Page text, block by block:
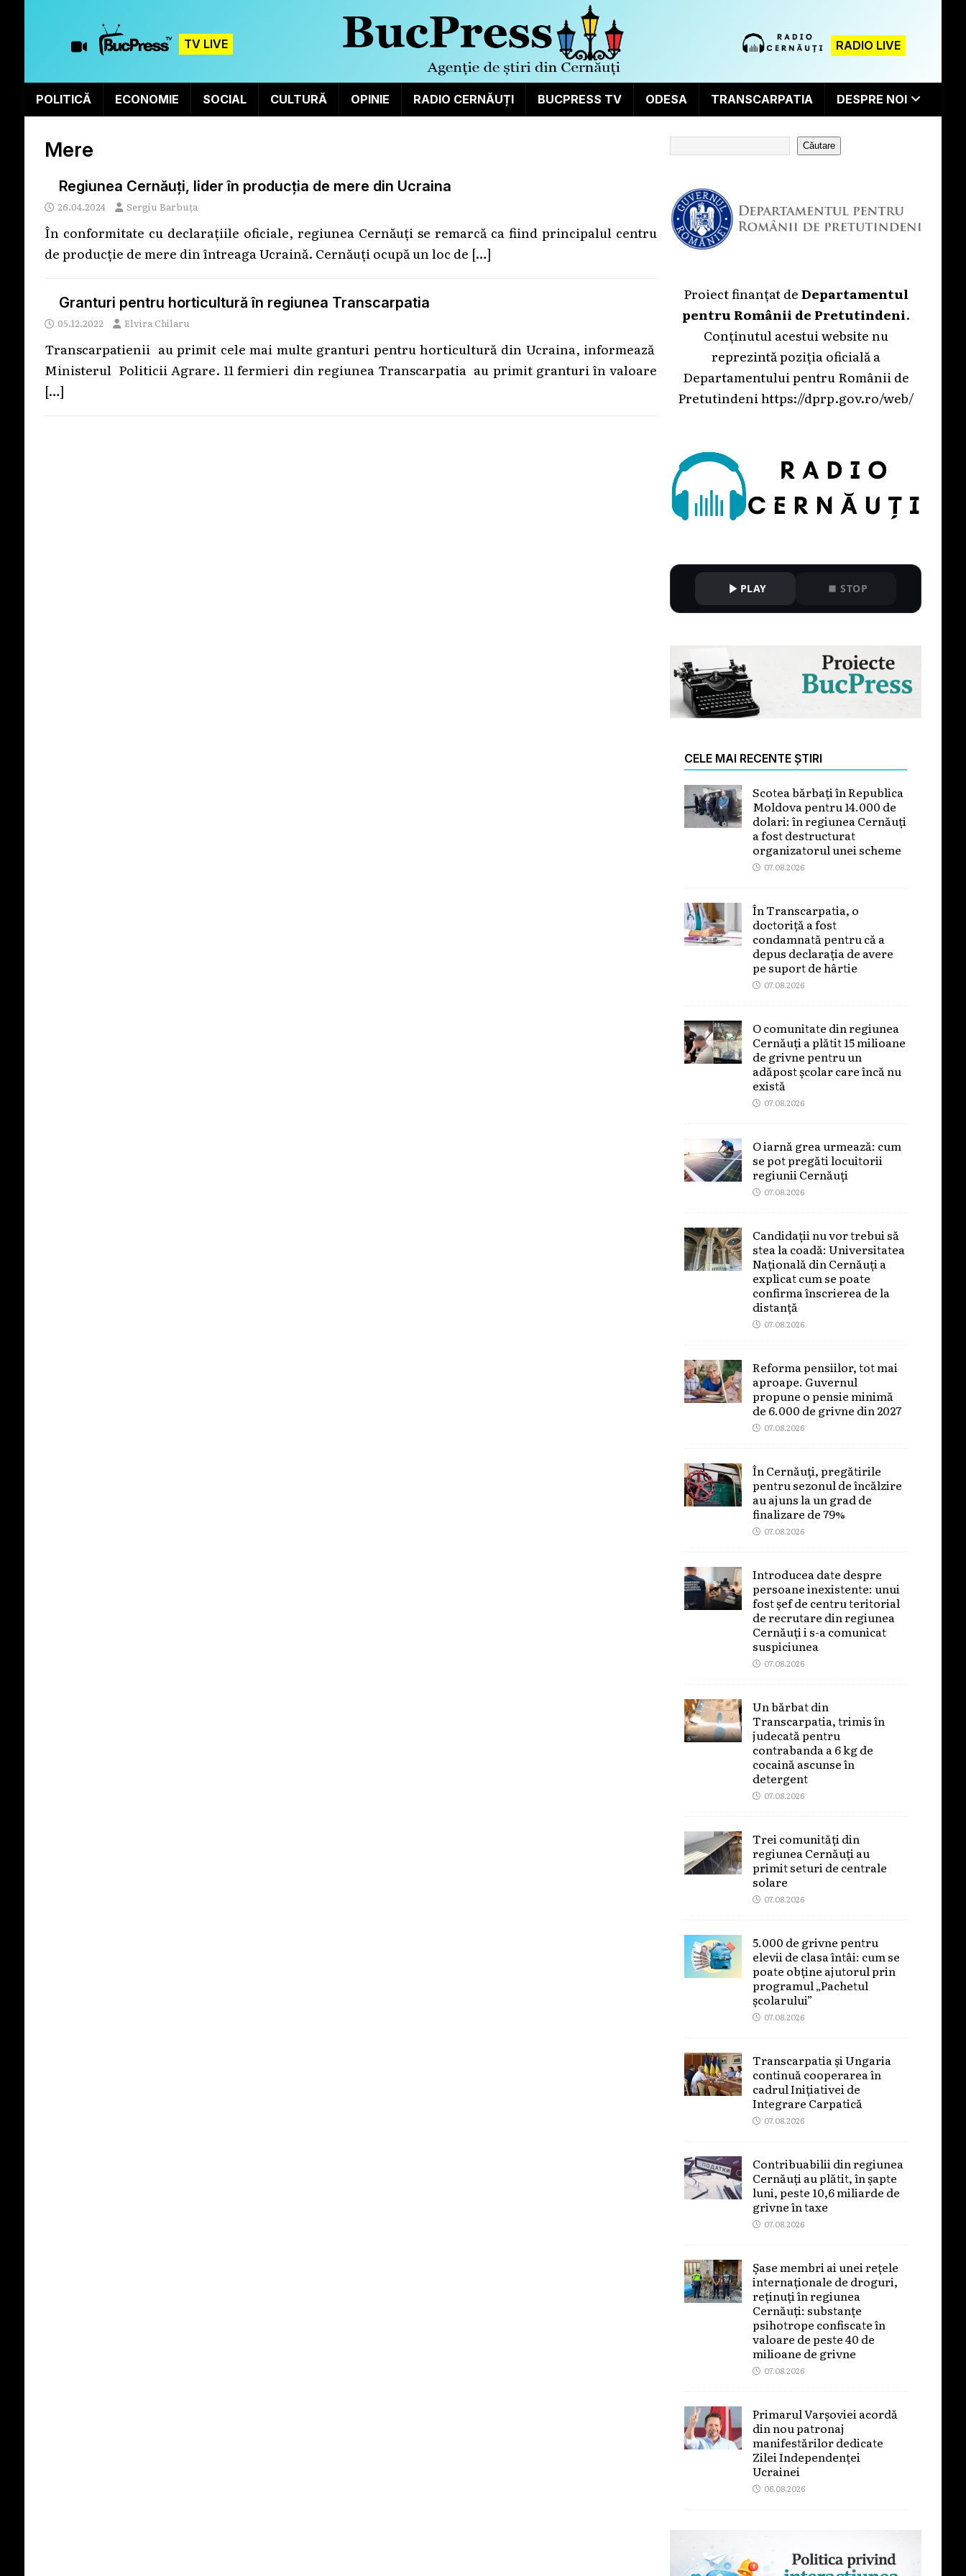
TV LIVE RADIO LIVE
POLITICĂ ECONOMIE SOCIAL CULTURĂ OPINIE RADIO CERNĂUȚI BUCPRESS TV ODESA TRANSCARPATIA DESPRE NOI
Mere
Regiunea Cernăuți, lider în producția de mere din Ucraina
26.04.2024 Sergiu Barbuța
În conformitate cu declarațiile oficiale, regiunea Cernăuți se remarcă ca fiind principalul centru
de producție de mere din întreaga Ucraină. Cernăuți ocupă un loc de […]
Granturi pentru horticultură în regiunea Transcarpatia
05.12.2022 Elvira Chilaru
Transcarpatienii au primit cele mai multe granturi pentru horticultură din Ucraina, informează
Ministerul Politicii Agrare. 11 fermieri din regiunea Transcarpatia au primit granturi în valoare
[…]
Căutare
Proiect finanțat deDepartamentul
pentru Românii de Pretutindeni.
Conținutul acestui website nu
reprezintă poziția oficială a
Departamentului pentru Românii de
Pretutindenihttps://dprp.gov.ro/web/
PLAY STOP
CELE MAI RECENTE ȘTIRI
Scotea bărbați în Republica
Moldova pentru 14.000 de
dolari: în regiunea Cernăuți
a fost destructurat
organizatorul unei scheme
07.08.2026
În Transcarpatia, o
doctoriță a fost
condamnată pentru că a
depus declarația de avere
pe suport de hârtie
07.08.2026
O comunitate din regiunea
Cernăuți a plătit 15 milioane
de grivne pentru un
adăpost școlar care încă nu
există
07.08.2026
O iarnă grea urmează: cum
se pot pregăti locuitorii
regiunii Cernăuți
07.08.2026
Candidații nu vor trebui să
stea la coadă: Universitatea
Națională din Cernăuți a
explicat cum se poate
confirma înscrierea de la
distanță
07.08.2026
Reforma pensiilor, tot mai
aproape. Guvernul
propune o pensie minimă
de 6.000 de grivne din 2027
07.08.2026
În Cernăuți, pregătirile
pentru sezonul de încălzire
au ajuns la un grad de
finalizare de 79%
07.08.2026
Introducea date despre
persoane inexistente: unui
fost șef de centru teritorial
de recrutare din regiunea
Cernăuți i s-a comunicat
suspiciunea
07.08.2026
Un bărbat din
Transcarpatia, trimis în
judecată pentru
contrabanda a 6 kg de
cocaină ascunse în
detergent
07.08.2026
Trei comunități din
regiunea Cernăuți au
primit seturi de centrale
solare
07.08.2026
5.000 de grivne pentru
elevii de clasa întâi: cum se
poate obține ajutorul prin
programul „Pachetul
școlarului”
07.08.2026
Transcarpatia și Ungaria
continuă cooperarea în
cadrul Inițiativei de
Integrare Carpatică
07.08.2026
Contribuabilii din regiunea
Cernăuți au plătit, în șapte
luni, peste 10,6 miliarde de
grivne în taxe
07.08.2026
Șase membri ai unei rețele
internaționale de droguri,
reținuți în regiunea
Cernăuți: substanțe
psihotrope confiscate în
valoare de peste 40 de
milioane de grivne
07.08.2026
Primarul Varșoviei acordă
din nou patronaj
manifestărilor dedicate
Zilei Independenței
Ucrainei
06.08.2026